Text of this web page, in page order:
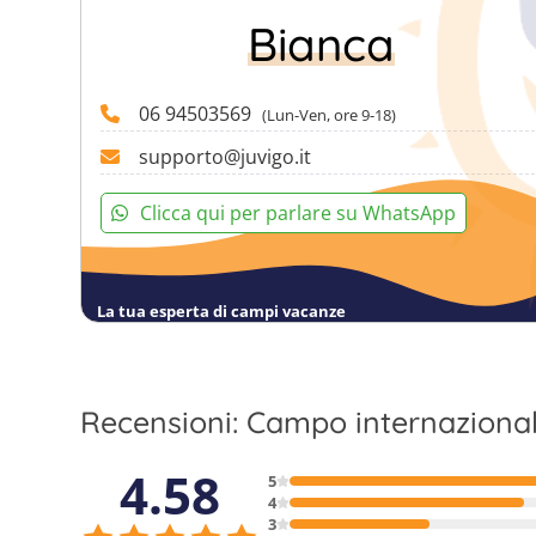
Bianca
06 94503569 (Lun-Ven, ore 9-18)
supporto@juvigo.it
Clicca qui per parlare su WhatsApp
La tua esperta di campi vacanze
Recensioni: Campo
4.58 5
4
3